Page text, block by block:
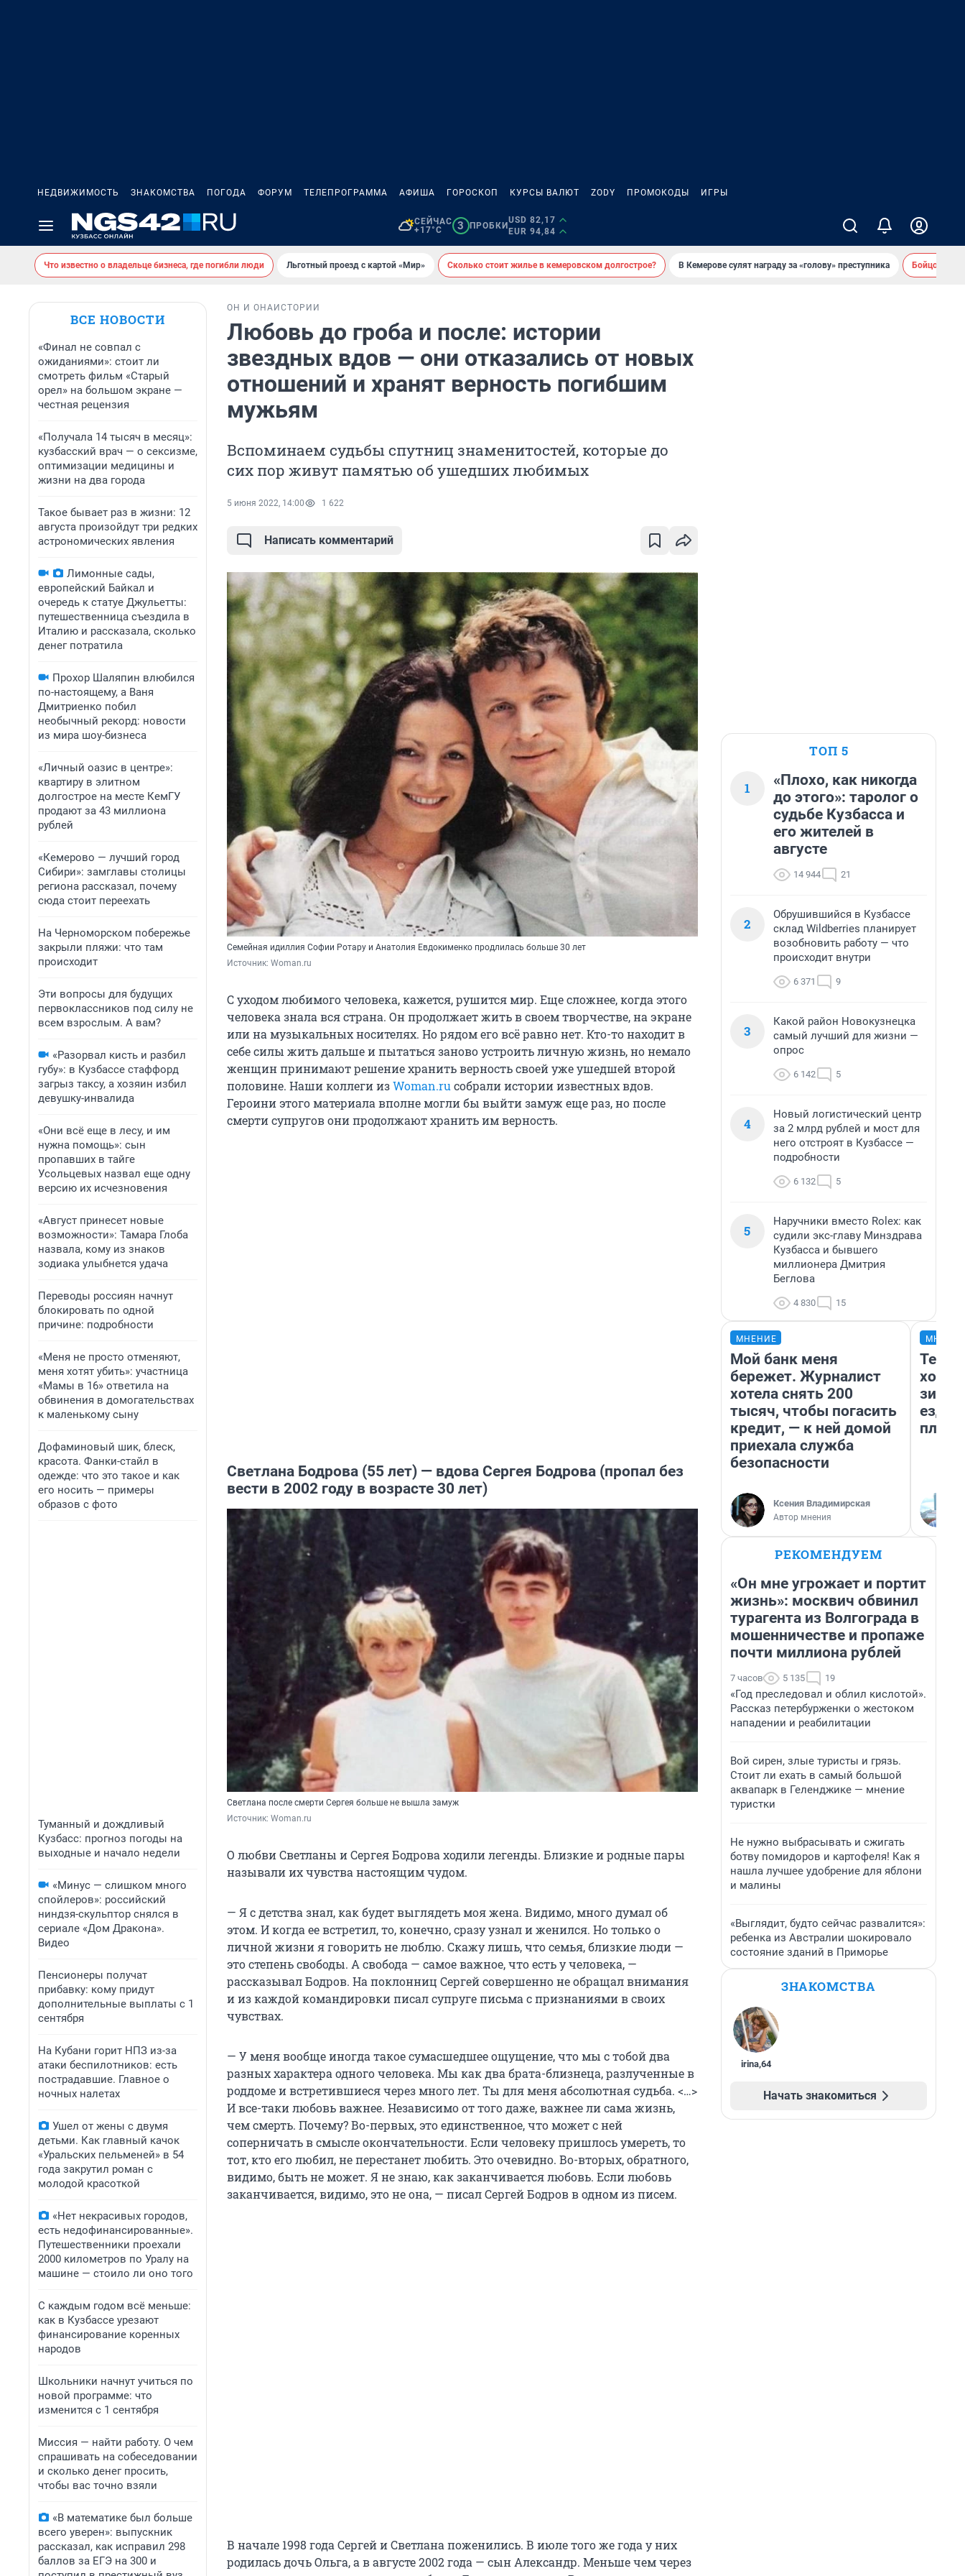
НЕДВИЖИМОСТЬ ЗНАКОМСТВА ПОГОДА ФОРУМ ТЕЛЕПРОГРАММА АФИША ГОРОСКОП КУРСЫ ВАЛЮТ ZODY ПРОМОКОДЫ ИГРЫ
СЕЙЧАС
+17°C
3 ПРОБКИ
USD 82,17
EUR 94,84
Что известно о владельце бизнеса, где погибли люди Льготный проезд с картой «Мир» Сколько стоит жилье в кемеровском долгострое? В Кемерове сулят награду за «голову» преступника Бойцовский
ВСЕ НОВОСТИ
«Финал не совпал с
ожиданиями»: стоит ли
смотреть фильм «Старый
орел» на большом экране —
честная рецензия
«Получала 14 тысяч в месяц»:
кузбасский врач — о сексизме,
оптимизации медицины и
жизни на два города
Такое бывает раз в жизни: 12
августа произойдут три редких
астрономических явления
Лимонные сады,
европейский Байкал и
очередь к статуе Джульетты:
путешественница съездила в
Италию и рассказала, сколько
денег потратила
Прохор Шаляпин влюбился
по-настоящему, а Ваня
Дмитриенко побил
необычный рекорд: новости
из мира шоу-бизнеса
«Личный оазис в центре»:
квартиру в элитном
долгострое на месте КемГУ
продают за 43 миллиона
рублей
«Кемерово — лучший город
Сибири»: замглавы столицы
региона рассказал, почему
сюда стоит переехать
На Черноморском побережье
закрыли пляжи: что там
происходит
Эти вопросы для будущих
первоклассников под силу не
всем взрослым. А вам?
«Разорвал кисть и разбил
губу»: в Кузбассе стаффорд
загрыз таксу, а хозяин избил
девушку-инвалида
«Они всё еще в лесу, и им
нужна помощь»: сын
пропавших в тайге
Усольцевых назвал еще одну
версию их исчезновения
«Август принесет новые
возможности»: Тамара Глоба
назвала, кому из знаков
зодиака улыбнется удача
Переводы россиян начнут
блокировать по одной
причине: подробности
«Меня не просто отменяют,
меня хотят убить»: участница
«Мамы в 16» ответила на
обвинения в домогательствах
к маленькому сыну
Дофаминовый шик, блеск,
красота. Фанки-стайл в
одежде: что это такое и как
его носить — примеры
образов с фото
Туманный и дождливый
Кузбасс: прогноз погоды на
выходные и начало недели
«Минус — слишком много
спойлеров»: российский
ниндзя-скульптор снялся в
сериале «Дом Дракона».
Видео
Пенсионеры получат
прибавку: кому придут
дополнительные выплаты с 1
сентября
На Кубани горит НПЗ из-за
атаки беспилотников: есть
пострадавшие. Главное о
ночных налетах
Ушел от жены с двумя
детьми. Как главный качок
«Уральских пельменей» в 54
года закрутил роман с
молодой красоткой
«Нет некрасивых городов,
есть недофинансированные».
Путешественники проехали
2000 километров по Уралу на
машине — стоило ли оно того
С каждым годом всё меньше:
как в Кузбассе урезают
финансирование коренных
народов
Школьники начнут учиться по
новой программе: что
изменится с 1 сентября
Миссия — найти работу. О чем
спрашивать на собеседовании
и сколько денег просить,
чтобы вас точно взяли
«В математике был больше
всего уверен»: выпускник
рассказал, как исправил 298
баллов за ЕГЭ на 300 и
ОН И ОНА ИСТОРИИ
Любовь до гроба и после: истории
звездных вдов — они отказались от новых
отношений и хранят верность погибшим
мужьям
Вспоминаем судьбы спутниц знаменитостей, которые до
сих пор живут памятью об ушедших любимых
5 июня 2022, 14:00 1 622
Написать комментарий
Семейная идиллия Софии Ротару и Анатолия Евдокименко продлилась больше 30 лет
Источник: Woman.ru
С уходом любимого человека, кажется, рушится мир. Еще сложнее, когда этого
человека знала вся страна. Он продолжает жить в своем творчестве, на экране
или на музыкальных носителях. Но рядом его всё равно нет. Кто-то находит в
себе силы жить дальше и пытаться заново устроить личную жизнь, но немало
женщин принимают решение хранить верность своей уже ушедшей второй
половине. Наши коллеги изWoman.ruсобрали истории известных вдов.
Героини этого материала вполне могли бы выйти замуж еще раз, но после
смерти супругов они продолжают хранить им верность.
Светлана Бодрова (55 лет) — вдова Сергея Бодрова (пропал без
вести в 2002 году в возрасте 30 лет)
Светлана после смерти Сергея больше не вышла замуж
Источник: Woman.ru
О любви Светланы и Сергея Бодрова ходили легенды. Близкие и родные пары
называли их чувства настоящим чудом.
— Я с детства знал, как будет выглядеть моя жена. Видимо, много думал об
этом. И когда ее встретил, то, конечно, сразу узнал и женился. Но только о
личной жизни я говорить не люблю. Скажу лишь, что семья, близкие люди —
это степень свободы. А свобода — самое важное, что есть у человека, —
рассказывал Бодров. На поклонниц Сергей совершенно не обращал внимания
и из каждой командировки писал супруге письма с признаниями в своих
чувствах.
— У меня вообще иногда такое сумасшедшее ощущение, что мы с тобой два
разных характера одного человека. Мы как два брата-близнеца, разлученные в
роддоме и встретившиеся через много лет. Ты для меня абсолютная судьба. <…>
И все-таки любовь важнее. Независимо от того даже, важнее ли сама жизнь,
чем смерть. Почему? Во-первых, это единственное, что может с ней
соперничать в смысле окончательности. Если человеку пришлось умереть, то
тот, кто его любил, не перестанет любить. Это очевидно. Во-вторых, обратного,
видимо, быть не может. Я не знаю, как заканчивается любовь. Если любовь
заканчивается, видимо, это не она, — писал Сергей Бодров в одном из писем.
В начале 1998 года Сергей и Светлана поженились. В июле того же года у них
родилась дочь Ольга, а в августе 2002 года — сын Александр. Меньше чем через
ТОП 5
1
«Плохо, как никогда
до этого»: таролог о
судьбе Кузбасса и
его жителей в
августе
14 944 21
2
Обрушившийся в Кузбассе
склад Wildberries планирует
возобновить работу — что
происходит внутри
6 371 9
3
Какой район Новокузнецка
самый лучший для жизни —
опрос
6 142 5
4
Новый логистический центр
за 2 млрд рублей и мост для
него отстроят в Кузбассе —
подробности
6 132 5
5
Наручники вместо Rolex: как
судили экс-главу Минздрава
Кузбасса и бывшего
миллионера Дмитрия
Беглова
4 830 15
МНЕНИЕ
Мой банк меня
бережет. Журналист
хотела снять 200
тысяч, чтобы погасить
кредит, — к ней домой
приехала служба
безопасности
Ксения Владимирская
Автор мнения
ездит
РЕКОМЕНДУЕМ
«Он мне угрожает и портит
жизнь»: москвич обвинил
турагента из Волгограда в
мошенничестве и пропаже
почти миллиона рублей
7 часов 5 135 19
«Год преследовал и облил кислотой».
Рассказ петербурженки о жестоком
нападении и реабилитации
Вой сирен, злые туристы и грязь.
Стоит ли ехать в самый большой
аквапарк в Геленджике — мнение
туристки
Не нужно выбрасывать и сжигать
ботву помидоров и картофеля! Как я
нашла лучшее удобрение для яблони
и малины
«Выглядит, будто сейчас развалится»:
ребенка из Австралии шокировало
состояние зданий в Приморье
ЗНАКОМСТВА
irina,64
Начать знакомиться